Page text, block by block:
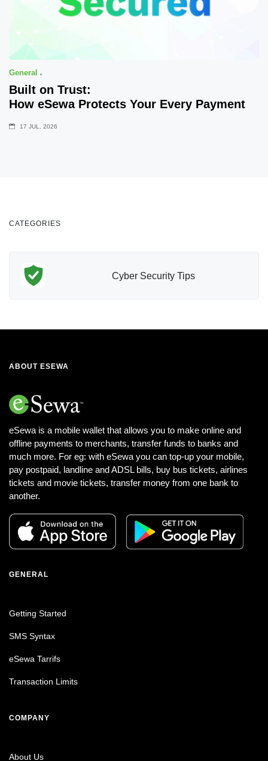
General
Built on Trust:
How eSewa Protects Your Every Payment
17 JUL, 2026
CATEGORIES
Cyber Security Tips
ABOUT ESEWA
eSewa is a mobile wallet that allows you to make online and
offline payments to merchants, transfer funds to banks and
much more. For eg: with eSewa you can top-up your mobile,
pay postpaid, landline and ADSL bills, buy bus tickets, airlines
tickets and movie tickets, transfer money from one bank to
another.
GENERAL
Getting Started
SMS Syntax
eSewa Tarrifs
Transaction Limits
COMPANY
About Us